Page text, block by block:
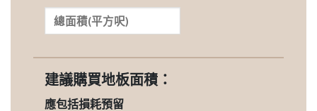
建議購買地板面積：
應包括損耗預留